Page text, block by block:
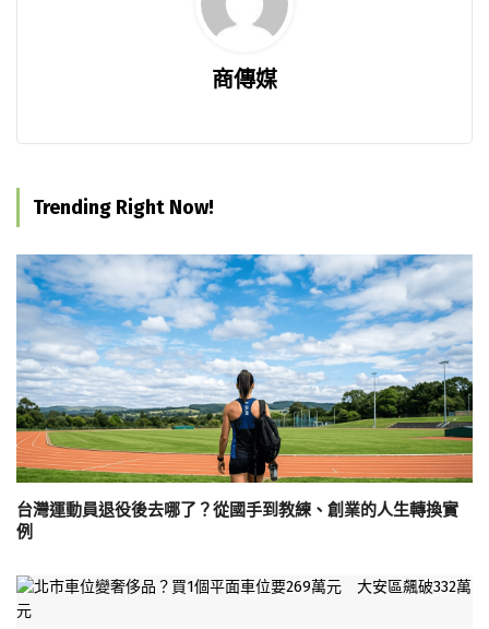
商傳媒
Trending Right Now!
台灣運動員退役後去哪了？從國手到教練、創業的人生轉換實
例